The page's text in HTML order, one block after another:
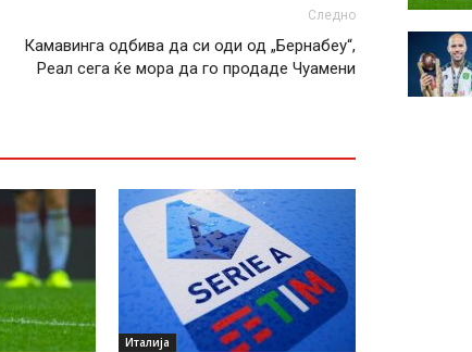
Следно
Камавинга одбива да си оди од „Бернабеу“,
Реал сега ќе мора да го продаде Чуамени
Италија